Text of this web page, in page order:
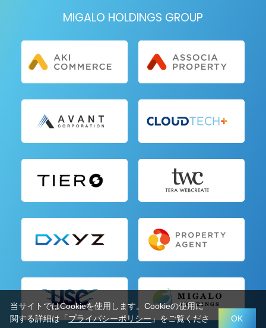
MIGALO HOLDINGS GROUP
当サイトではCookieを使用します。Cookieの使用に
関する詳細は「プライバシーポリシー」をご覧くださ
OK